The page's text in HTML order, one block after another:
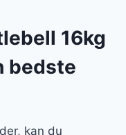
16kg
bedste
kan du